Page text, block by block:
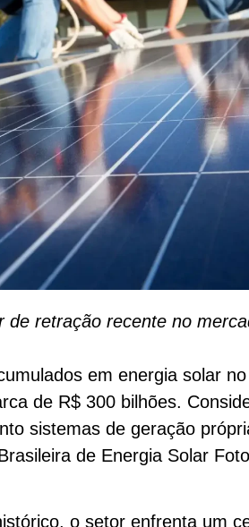
de retração recente no
em energia solar no
de R$ 300 bilhões.
sistemas de geração
de Energia Solar
o setor enfrenta um